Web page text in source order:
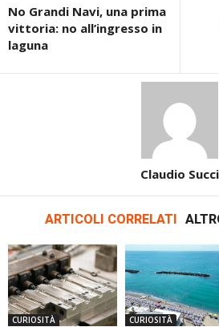
No Grandi Navi, una prima
vittoria: no all’ingresso in
laguna
Claudio Succi
ARTICOLI CORRELATI
CURIOSITÀ CURIOSITÀ